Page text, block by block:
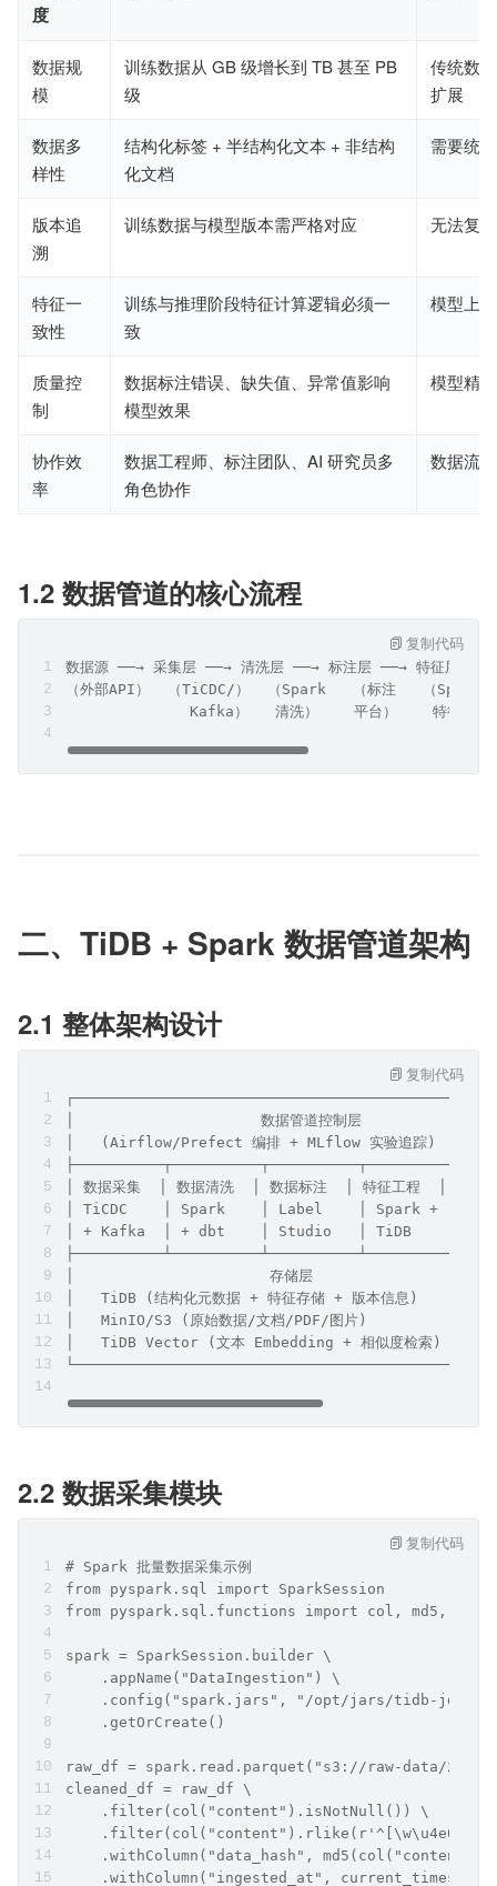
度
数据规
模
训练数据从 GB 级增长到 TB 甚至 PB
级
传统数
扩展
数据多
样性
结构化标签 + 半结构化文本 + 非结构
化文档
需要统
版本追
溯
训练数据与模型版本需严格对应 无法复
特征一
致性
训练与推理阶段特征计算逻辑必须一
致
模型上
质量控
制
数据标注错误、缺失值、异常值影响
模型效果
模型精
协作效
率
数据工程师、标注团队、AI 研究员多
角色协作
数据流
1.2 数据管道的核心流程
数据源 ──→ 采集层 ──→ 清洗层 ──→ 标注层 ──→ 特征层
（外部API）  （TiCDC/）  （Spark   （标注   （
Kafka）   清洗）    平台）    特征工程
复制代码
二、TiDB + Spark 数据管道架构
2.1 整体架构设计
│                     数据管道控制层
│   (Airflow/Prefect 编排 + MLflow 实验追踪)
│ 数据采集  │ 数据清洗  │ 数据标注  │ 特征工程  │ 版
│ TiCDC    │ Spark    │ Label    │ Spark +  │
│ + Kafka  │ + dbt    │ Studio   │ TiDB     │ +
│                      存储层
│   TiDB (结构化元数据 + 特征存储 + 版本信息)
│   MinIO/S3 (原始数据/文档/PDF/图片)
│   TiDB Vector (文本 Embedding + 相似度检
复制代码
2.2 数据采集模块
# Spark 批量数据采集示例
from pyspark.sql import SparkSession
from pyspark.sql.functions import col, md5,
spark = SparkSession.builder \
    .appName("DataIngestion") \
.config("spark.jars", "/opt/jars/tidb-jdbc-
    .getOrCreate()
raw_df = spark.read.parquet("s3://raw-data/
cleaned_df = raw_df \
    .filter(col("content").isNotNull()) \
.filter(col("content").rlike(r'^[\w\u4e00-
.withColumn("data_hash",
.withColumn("ingested_at",
复制代码